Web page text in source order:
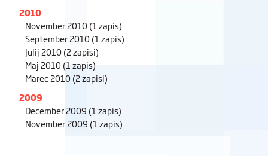
2010
November 2010(1 zapis)
September 2010(1 zapis)
Julij 2010(2 zapisi)
Maj 2010(1 zapis)
Marec 2010(2 zapisi)
2009
December 2009 (1 zapis)
November 2009 (1 zapis)